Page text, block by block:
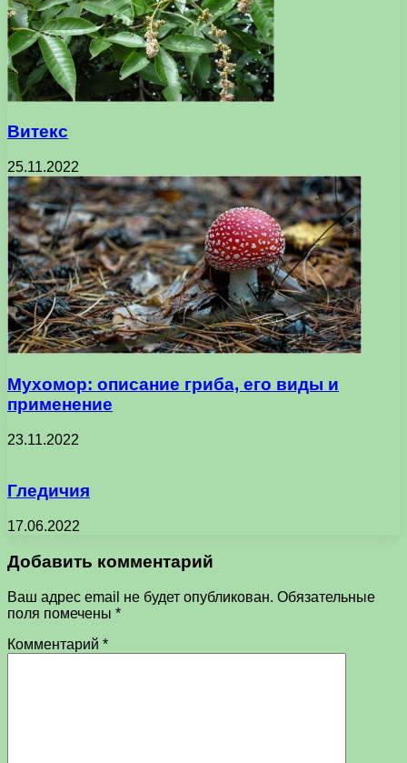
Витекс
25.11.2022
Мухомор: описание гриба, его виды и
применение
23.11.2022
Гледичия
17.06.2022
Добавить комментарий
Ваш адрес email не будет опубликован. Обязательные
поля помечены *
Комментарий *